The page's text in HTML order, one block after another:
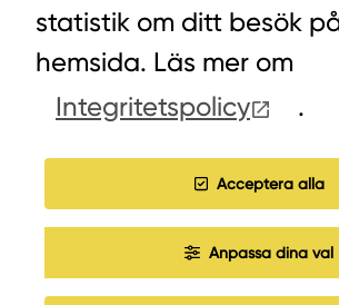
HITTA INKÖPARE
COOKIES
JOBBA HOS OSS
statistik om ditt besök
hemsida. Läs mer om
Integritetspolicy
.
Acceptera alla
Anpassa dina val